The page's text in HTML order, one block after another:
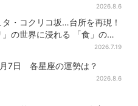
じり“マユリカ”が1位に…お笑
いが強すぎる理由とは
2026.8.6
タ・コクリコ坂…台所を再現！
の世界に浸れる 「食」の展
2026.7.19
月7日 各星座の運勢は？
2026.8.6